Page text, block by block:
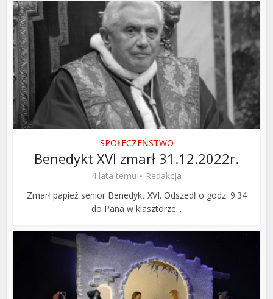
SPOŁECZEŃSTWO
Benedykt XVI zmarł 31.12.2022r.
4 lata temu
Redakcja
Zmarł papież senior Benedykt XVI. Odszedł o godz. 9.34
do Pana w klasztorze...